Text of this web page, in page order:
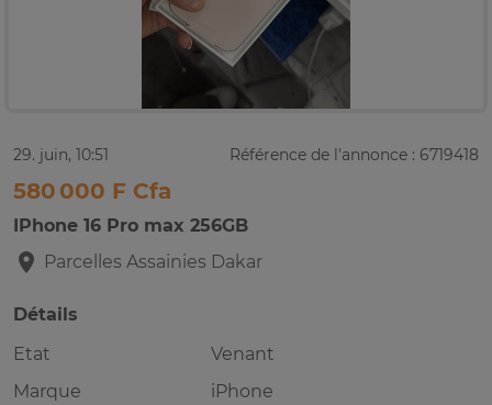
29. juin, 10:51 Référence de l'annonce : 6719418
580 000 F Cfa
IPhone 16 Pro max 256GB
Parcelles Assainies Dakar
Détails
Etat
Venant
Marque
iPhone